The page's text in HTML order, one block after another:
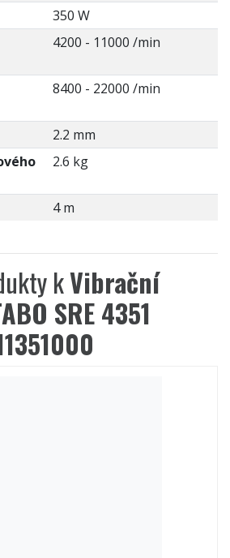
350 W
4200 - 11000 /min
8400 - 22000 /min
2.2 mm
2.6 kg
4 m
kVibrační
SRE 4351